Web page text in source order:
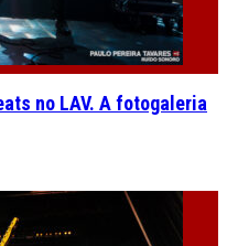
no LAV. A fotogaleria